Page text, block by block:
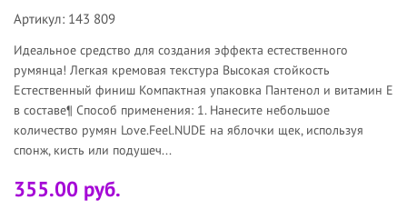
Артикул: 143 809
Идеальное средство для создания эффекта естественного
румянца! Легкая кремовая текстура Высокая стойкость
Естественный финиш Компактная упаковка Пантенол и витамин Е
в составе¶ Способ применения: 1. Нанесите небольшое
количество румян Love.Feel.NUDE на яблочки щек, используя
спонж, кисть или подушеч...
355.00 руб.